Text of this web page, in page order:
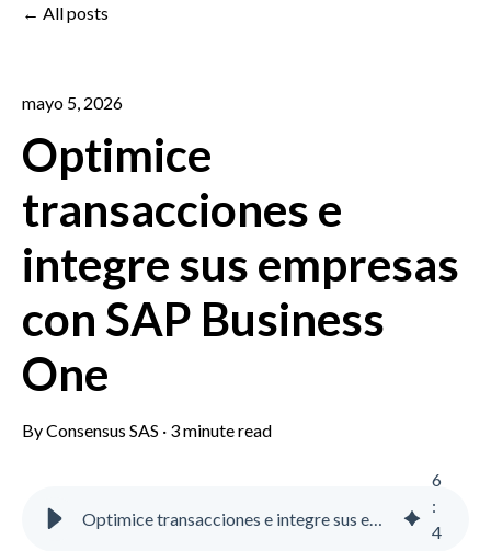
All posts
mayo 5, 2026
Optimice
transacciones e
integre sus empresas
con SAP Business
One
ByConsensus SAS · 3 minute read
Optimice transacciones e integre sus empresas con SAP Business One - Consensus - SAP Business One | Software ERP para pequeñas empresas
6
:
4